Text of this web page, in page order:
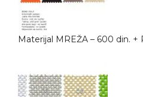
Materijal MREŽA – 600 din. +